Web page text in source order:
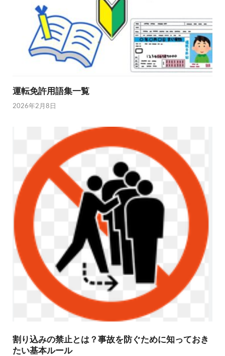
運転免許用語集一覧
2026年2月8日
割り込みの禁止とは？事故を防ぐために知っておき
たい基本ルール